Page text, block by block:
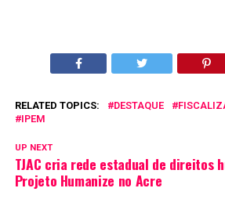
RELATED TOPICS: DESTAQUE
IPEM
UP NEXT
TJAC cria rede estadual de direitos
Projeto Humanize no Acre